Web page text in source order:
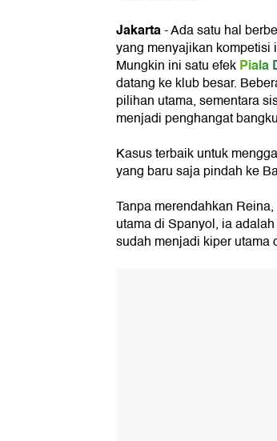
Jakarta-Ada satu hal
yang menyajikan
Mungkin ini satu efekPiala
datang ke klub besar.
pilihan utama, sementara
menjadi penghangat
Kasus terbaik untuk
yang baru saja pindah ke
Tanpa merendahkan
utama di Spanyol, ia
sudah menjadi kiper utama